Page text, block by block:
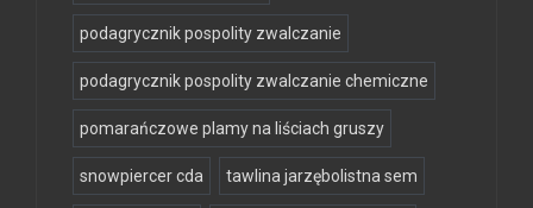
podagrycznik pospolity zwalczanie
podagrycznik pospolity zwalczanie chemiczne
pomarańczowe plamy na liściach gruszy
snowpiercer cda tawlina jarzębolistna sem